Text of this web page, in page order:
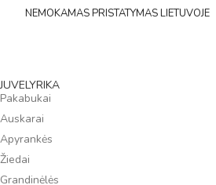
NEMOKAMAS PRISTATYMAS LIETUVOJE
JUVELYRIKA
Pakabukai
Auskarai
Apyrankės
Žiedai
Grandinėlės